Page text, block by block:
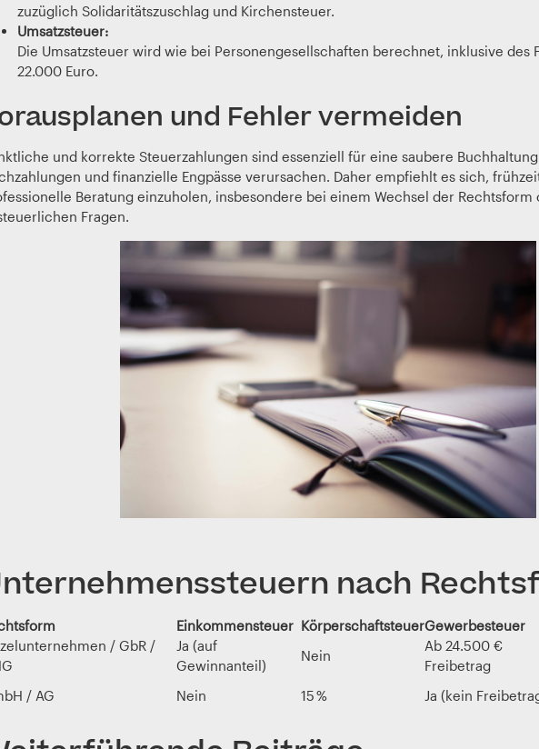
zuzüglich Solidaritätszuschlag und Kirchensteuer.
Umsatzsteuer:
Die Umsatzsteuer wird wie bei Personengesellschaften berechnet, inklusive des
22.000 Euro.
und Fehler vermeiden
und korrekte Steuerzahlungen sind essenziell für eine saubere
und finanzielle Engpässe verursachen. Daher empfiehlt es sich,
Beratung einzuholen, insbesondere bei einem Wechsel der
Fragen.
nach
Einkommensteuer KörperschaftsteuerGewerbesteuer
/ GbR /
Ja (auf
Gewinnanteil)
Nein
Ab 24.500 €
Freibetrag
/ AG
Nein 15 % Ja (kein